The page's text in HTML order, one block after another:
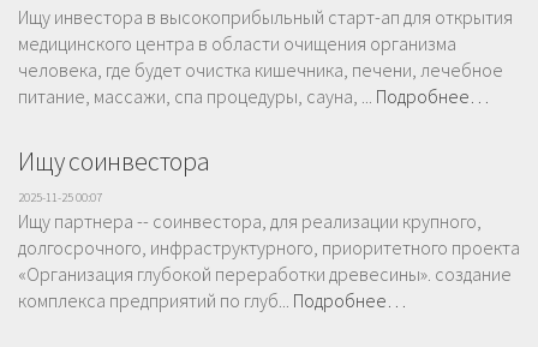
Ищу инвестора в высокоприбыльный старт-ап для открытия
медицинского центра в области очищения организма
человека, где будет очистка кишечника, печени, лечебное
питание, массажи, спа процедуры, сауна, ... Подробнее…
Ищу соинвестора
2025-11-25 00:07
Ищу партнера -- соинвестора, для реализации крупного,
долгосрочного, инфраструктурного, приоритетного проекта
«Организация глубокой переработки древесины». создание
комплекса предприятий по глуб... Подробнее…